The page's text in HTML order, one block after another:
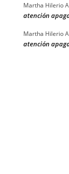
Martha Hilerio
atención
Martha Hilerio
atención